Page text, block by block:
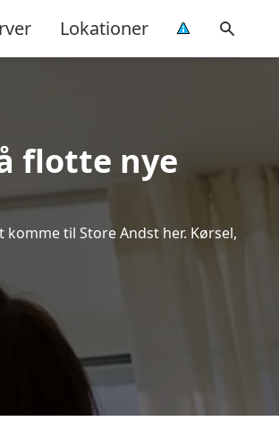
Lokationer
flotte nye
til Store Andst her. Kørsel,